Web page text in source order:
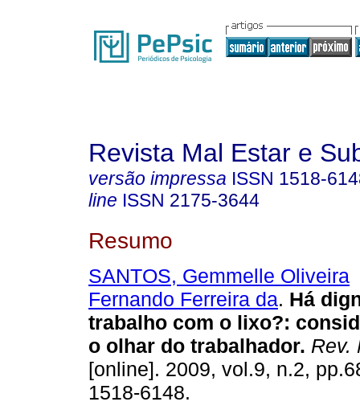
Revista Mal Estar e
versão impressa ISSN 1518-
line ISSN 2175-3644
Resumo
SANTOS, Gemmelle Oliveira
Fernando Ferreira da. Há
trabalho com o lixo?:
o olhar do trabalhador. Rev.
[online]. 2009, vol.9, n.2,
1518-6148.